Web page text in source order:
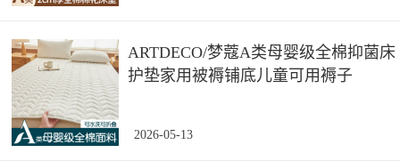
ARTDECO/梦蔻A类母婴级全棉抑菌床
护垫家用被褥铺底儿童可用褥子
2026-05-13